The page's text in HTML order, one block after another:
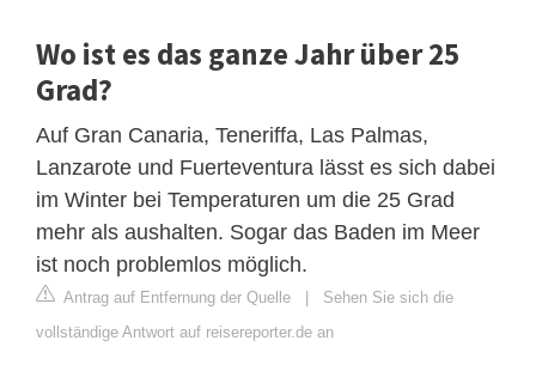
Wo ist es das ganze Jahr über 25
Grad?
Auf Gran Canaria, Teneriffa, Las Palmas,
Lanzarote und Fuerteventura lässt es sich dabei
im Winter bei Temperaturen um die 25 Grad
mehr als aushalten. Sogar das Baden im Meer
ist noch problemlos möglich.
Antrag auf Entfernung der Quelle
Sehen Sie sich die
vollständige Antwort auf reisereporter.de an